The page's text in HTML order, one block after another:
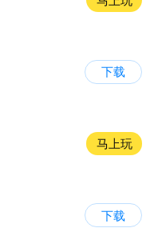
下载
马上玩
下载